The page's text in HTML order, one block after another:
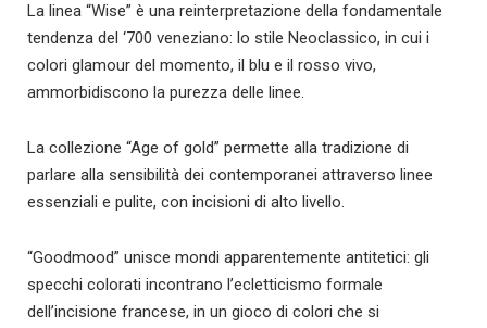
La linea “Wise” è una reinterpretazione della fondamentale
tendenza del ‘700 veneziano: lo stile Neoclassico, in cui i
colori glamour del momento, il blu e il rosso vivo,
ammorbidiscono la purezza delle linee.
La collezione “Age of gold” permette alla tradizione di
parlare alla sensibilità dei contemporanei attraverso linee
essenziali e pulite, con incisioni di alto livello.
“Goodmood” unisce mondi apparentemente antitetici: gli
specchi colorati incontrano l’ecletticismo formale
dell’incisione francese, in un gioco di colori che si